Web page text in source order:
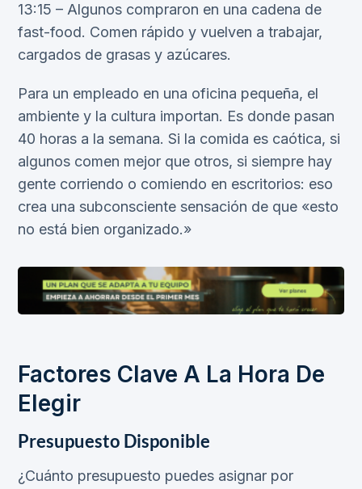
13:15 – Algunos compraron en una cadena de
fast-food. Comen rápido y vuelven a trabajar,
cargados de grasas y azúcares.
Para un empleado en una oficina pequeña, el
ambiente y la cultura importan. Es donde pasan
40 horas a la semana. Si la comida es caótica, si
algunos comen mejor que otros, si siempre hay
gente corriendo o comiendo en escritorios: eso
crea una subconsciente sensación de que «esto
no está bien organizado.»
Factores Clave A La Hora De
Elegir
Presupuesto Disponible
¿Cuánto presupuesto puedes asignar por